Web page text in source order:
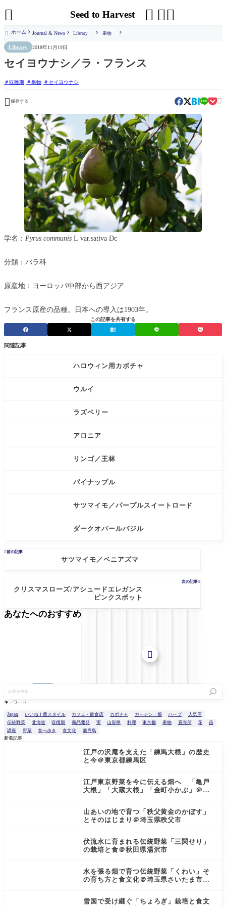
Seed to Harvest  

 ホーム Journal & News Library 果物
Library 2018年11月19日
セイヨウナシ／ラ・フランス
収穫期 果物 セイヨウナシ
 保存する 
学名： Pyrus communis L var.sativa Dc
分類：バラ科
原産地：ヨーロッパ中部から西アジア
フランス原産の品種。日本への導入は1903年。
この記事を共有する
関連記事
ハロウィン用カボチャ
ウルイ
ラズベリー
アロニア
リンゴ／王林
パイナップル
サツマイモ／パープルスイートロード
ダークオパールバジル
前の記事
サツマイモ／ベニアズマ
次の記事
クリスマスローズ/アシュードエレガンス
ピンクスポット
を
索
キーワード
Japan いいね！農スタイル カフェ・飲食店 カボチャ ガーデン・畑 ハーブ
人気店
伝統野菜
北海道 収穫期 商品開発 実 山形県 料理 東京都 果物 直売所 花
苗
講座
野菜 食べ歩き 食文化
鹿児島
新着記事
江戸の沢庵を支えた「練馬大根」の歴史
と今＠東京都練馬区
江戸東京野菜を今に伝える畑へ 「亀戸
大根」「大蔵大根」「金町小かぶ」＠東
山あいの地で育つ「秩父黄金のかぼす」
とそのはじまり＠埼玉県秩父市
伏流水に育まれる伝統野菜「三関せり」
の栽培と食＠秋田県湯沢市
水を張る畑で育つ伝統野菜「くわい」そ
の育ち方と食文化＠埼玉県さいたま市見
雪国で受け継ぐ「ちょろぎ」栽培と食文
あなたへのおすすめ
